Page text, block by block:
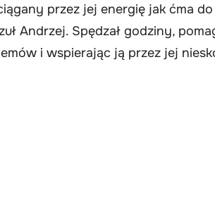
przez jej energię jak ćma
Andrzej. Spędzał godziny,
i wspierając ją przez jej